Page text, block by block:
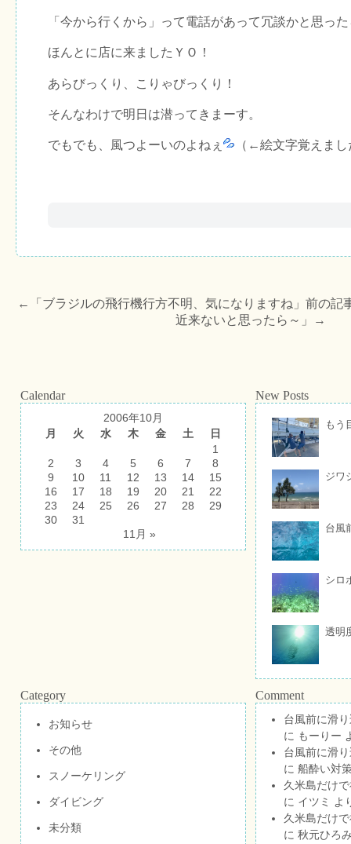
「今から行くから」って電話があって冗談かと思っ
ほんとに店に来ましたＹＯ！
あらびっくり、こりゃびっくり！
そんなわけで明日は潜ってきまーす。
でもでも、風つよーいのよねぇ （←絵文字覚えまし
←「 ブラジルの飛行機行方不明、気になりますね 」前の
近来ないと思ったら～ 」→
Calendar
2006年10月
月
火 水 木 金 土
日
1
2
3 4 5 6 7
8
9
10 11 12 13 14
15
16
17 18 19 20 21
22
23
24 25 26 27 28
29
30
31
11月 »
New Posts
もう
ジワ
台風
シロ
透明
Category
お知らせ
その他
スノーケリング
ダイビング
未分類
Comment
台風前に滑
に もーりー
台風前に滑
に 船酔い対
久米島だけ
に イツミ
よ
久米島だけ
に 秋元ひろ